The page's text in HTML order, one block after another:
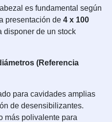
es fundamental según
presentación de 4 x 100
disponer de un stock
(Referencia
para cavidades amplias
de desensibilizantes.
más polivalente para